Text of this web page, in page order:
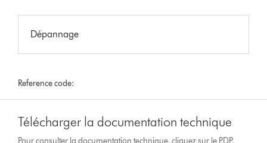
Dépannage
Reference code:
Télécharger la documentation technique
Pour consulter la documentation technique, cliquez sur le PDP.